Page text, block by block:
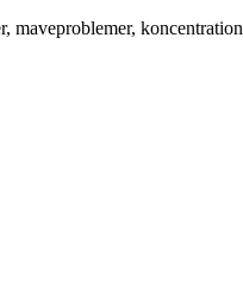
maveproblemer,